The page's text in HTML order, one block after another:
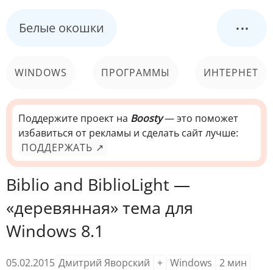
Белые окошки ...
WINDOWS ПРОГРАММЫ ИНТЕРНЕТ
КОМПЬЮТЕР
СИСТЕМА
Поддержите проект на Boosty— это поможет
избавиться от рекламы и сделать сайт лучше:
ПОДДЕРЖАТЬ ↗
Biblio and BiblioLight —
«деревянная» тема для
Windows 8.1
05.02.2015 Дмитрий Яворский + Windows 2 мин